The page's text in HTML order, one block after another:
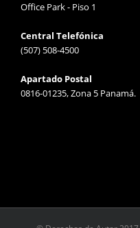
Office Park - Piso 1
Central Telefónica
(507) 508-4500
Apartado Postal
0816-01235, Zona 5 Panamá.